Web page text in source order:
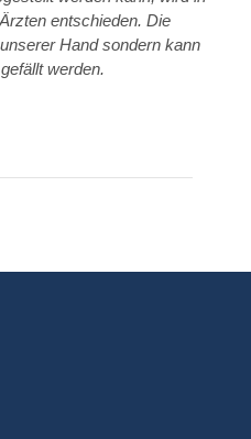
entschieden. Die
Hand sondern kann
werden.